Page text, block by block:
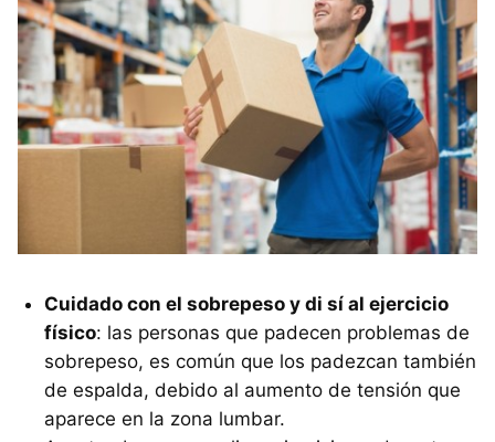
Cuidado con el sobrepeso y di sí al ejercicio
físico: las personas que padecen problemas de
sobrepeso, es común que los padezcan también
de espalda, debido al aumento de tensión que
aparece en la zona lumbar.